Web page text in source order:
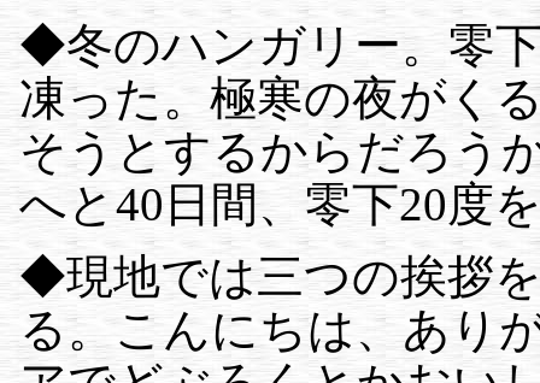
◆冬のハンガリー。零
凍った。極寒の夜がく
そうとするからだろう
へと40日間、零下20度
◆現地では三つの挨拶
る。こんにちは、あり